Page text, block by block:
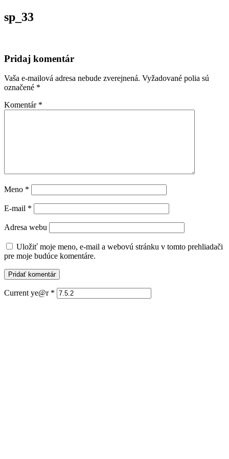
sp_33
Pridaj komentár
Vaša e-mailová adresa nebude zverejnená. Vyžadované polia sú
označené *
Komentár *
Meno *
E-mail *
Adresa webu
Uložiť moje meno, e-mail a webovú stránku v tomto prehliadači
pre moje budúce komentáre.
Current ye@r *